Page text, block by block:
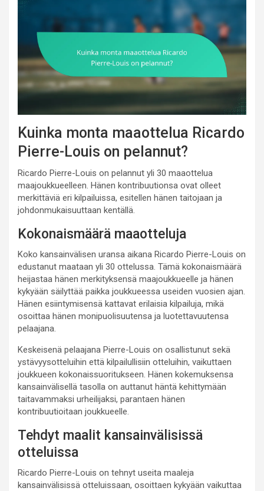
Kuinka monta maaottelua Ricardo
Pierre-Louis on pelannut?
Ricardo Pierre-Louis on pelannut yli 30 maaottelua
maajoukkueelleen. Hänen kontribuutionsa ovat olleet
merkittäviä eri kilpailuissa, esitellen hänen taitojaan ja
johdonmukaisuuttaan kentällä.
Kokonaismäärä maaotteluja
Koko kansainvälisen uransa aikana Ricardo Pierre-Louis on
edustanut maataan yli 30 ottelussa. Tämä kokonaismäärä
heijastaa hänen merkityksensä maajoukkueelle ja hänen
kykyään säilyttää paikka joukkueessa useiden vuosien ajan.
Hänen esiintymisensä kattavat erilaisia kilpailuja, mikä
osoittaa hänen monipuolisuutensa ja luotettavuutensa
pelaajana.
Keskeisenä pelaajana Pierre-Louis on osallistunut sekä
ystävyysotteluihin että kilpailullisiin otteluihin, vaikuttaen
joukkueen kokonaissuoritukseen. Hänen kokemuksensa
kansainvälisellä tasolla on auttanut häntä kehittymään
taitavammaksi urheilijaksi, parantaen hänen
kontribuutioitaan joukkueelle.
Tehdyt maalit kansainvälisissä
otteluissa
Ricardo Pierre-Louis on tehnyt useita maaleja
kansainvälisissä otteluissaan, osoittaen kykyään vaikuttaa